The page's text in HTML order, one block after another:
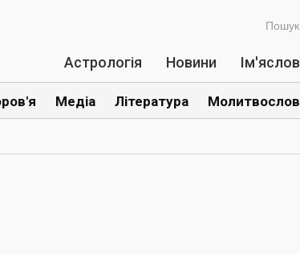
Астрологія Новини Ім'яслов
Медіа Література Молитвослов